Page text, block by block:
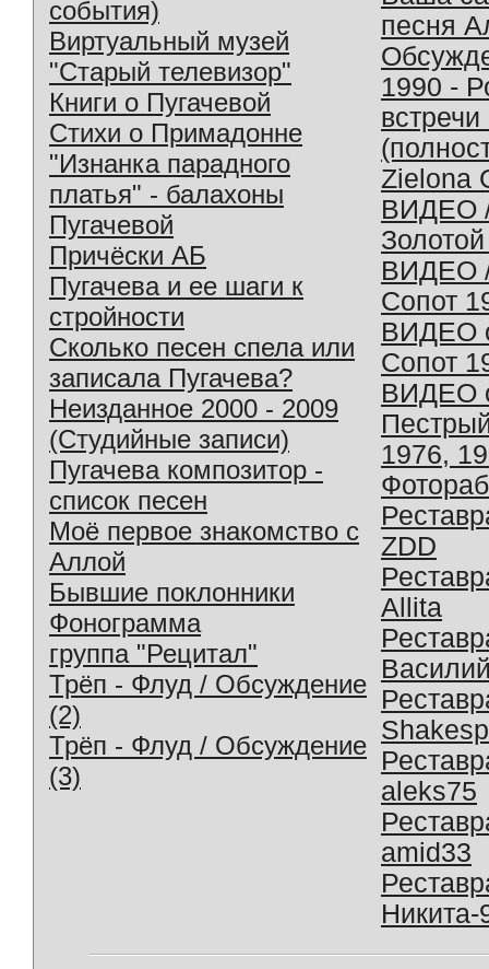
события)
Виртуальный музей
"Старый телевизор"
Книги о Пугачевой
Стихи о Примадонне
"Изнанка парадного
платья" - балахоны
Пугачевой
Причёски АБ
Пугачева и ее шаги к
стройности
Сколько песен спела или
записала Пугачева?
Неизданное 2000 - 2009
(Студийные записи)
Пугачева композитор -
список песен
Моё первое знакомство с
Аллой
Бывшие поклонники
Фонограмма
группа "Рецитал"
Трёп - Флуд / Обсуждение
(2)
Трёп - Флуд / Обсуждение
(3)
песня
1990 -
Zielona
ВИДЕО
ВИДЕО
Сопот
ВИДЕО
Сопот
ВИДЕО
1976,
ZDD
Allita
aleks75
amid33
Никита-